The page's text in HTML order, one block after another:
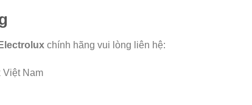
chính hãng vui lòng liên hệ:
Việt Nam